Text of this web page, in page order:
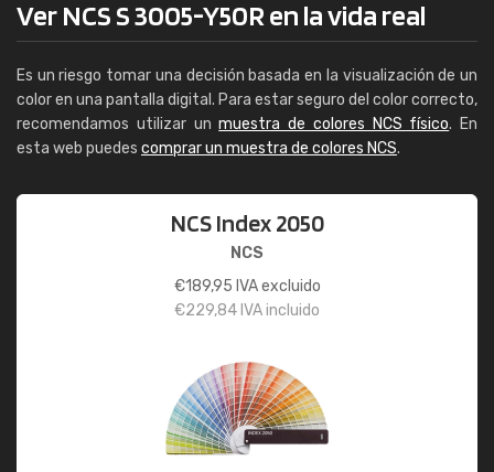
Ver NCS S 3005-Y50R en la vida real
Es un riesgo tomar una decisión basada en la visualización de un
color en una pantalla digital. Para estar seguro del color correcto,
recomendamos utilizar unmuestra de colores NCS físico. En
esta web puedes comprar un muestra de colores NCS.
NCS Index 2050
NCS
€189,95 IVA excluido
€229,84 IVA incluido